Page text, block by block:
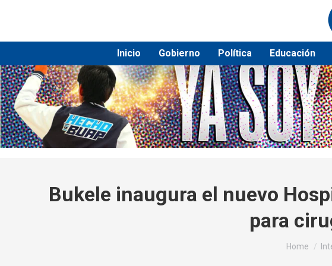
Inicio Gobierno Política Educación
Bukele inaugura el nuevo
para
You are
Home